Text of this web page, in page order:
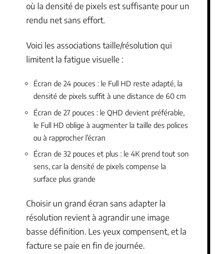
où la densité de pixels est suffisante pour un
rendu net sans effort.
Voici les associations taille/résolution qui
limitent la fatigue visuelle :
Écran de 24 pouces : le Full HD reste adapté, la
densité de pixels suffit à une distance de 60 cm
Écran de 27 pouces : le QHD devient préférable,
le Full HD oblige à augmenter la taille des polices
ou à rapprocher l’écran
Écran de 32 pouces et plus : le 4K prend tout son
sens, car la densité de pixels compense la
surface plus grande
Choisir un grand écran sans adapter la
résolution revient à agrandir une image
basse définition. Les yeux compensent, et la
facture se paie en fin de journée.